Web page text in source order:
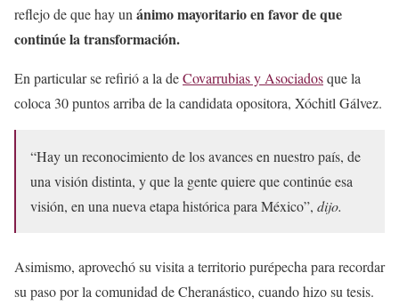
reflejo de que hay un ánimo mayoritario en favor de que
continúe la transformación.
En particular se refirió a la deCovarrubias y Asociadosque la
coloca 30 puntos arriba de la candidata opositora, Xóchitl Gálvez.
“Hay un reconocimiento de los avances en nuestro país, de
una visión distinta, y que la gente quiere que continúe esa
visión, en una nueva etapa histórica para México”, dijo.
Asimismo, aprovechó su visita a territorio purépecha para recordar
su paso por la comunidad de Cheranástico, cuando hizo su tesis.